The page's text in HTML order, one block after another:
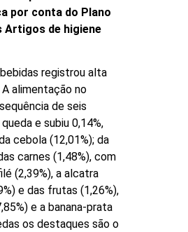
por conta do Plano
Artigos de higiene
registrou alta
alimentação no
de seis
e subiu 0,14%,
cebola (12,01%); da
carnes (1,48%), com
(2,39%), a alcatra
e das frutas (1,26%),
e a banana-prata
os destaques são o